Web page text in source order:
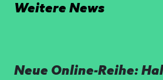
Weitere News
Neue Online-Reihe: